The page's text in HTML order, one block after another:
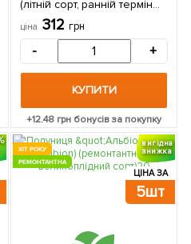
(літній сорт, ранній термін
дозрівання) 1 саджанець в
упаковці
ціна 312 грн
- +
КУПИТИ
+12.48грн бонусів за покупку
вигідна
знижка
ЦІНА ЗА
5шт
ХІТ РОКУ
РЕМОНТАНТНА